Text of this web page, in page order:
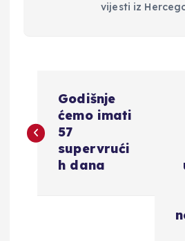
vijesti iz
a
v
Godišnje
ćemo imati
57
supervrući
h dana